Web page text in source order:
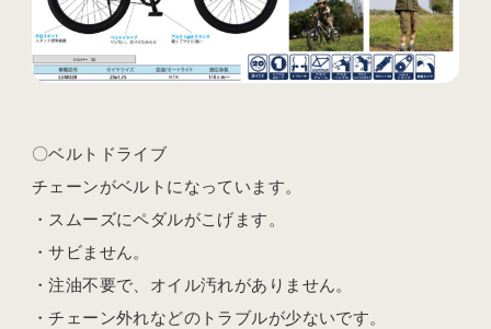
〇ベルトドライブ
チェーンがベルトになっています。
・スムーズにペダルがこげます。
・サビません。
・注油不要で、オイル汚れがありません。
・チェーン外れなどのトラブルが少ないです。